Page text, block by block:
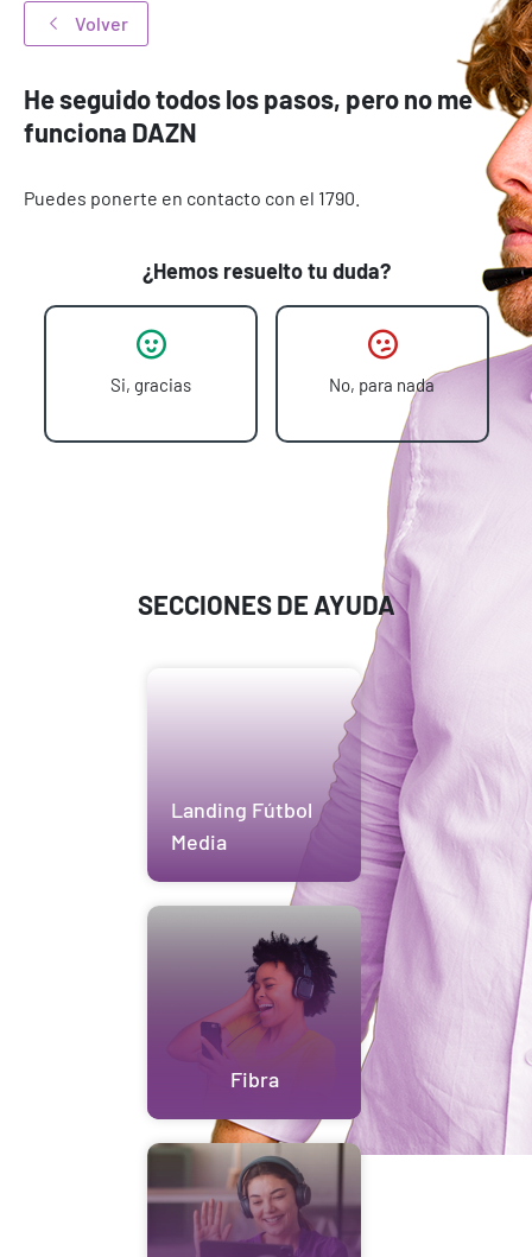
Volver
He seguido todos los pasos, pero no me
funciona DAZN
Puedes ponerte en contacto con el 1790.
¿Hemos resuelto tu duda?
Si, gracias No, para nada
SECCIONES DE AYUDA
Landing Fútbol
Media
Fibra